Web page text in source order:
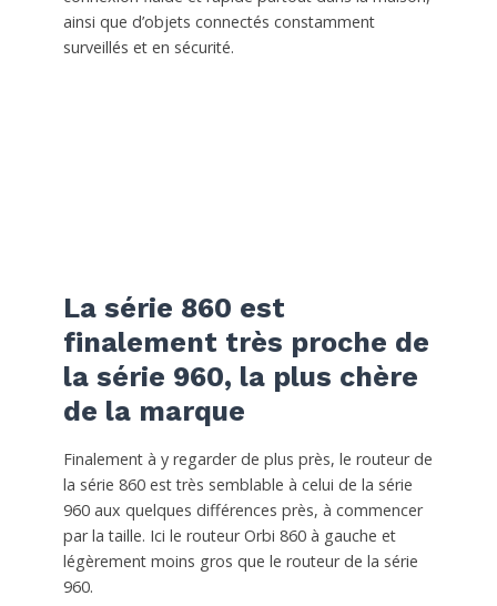
ainsi que d’objets connectés constamment
surveillés et en sécurité.
La série 860 est
finalement très proche de
la série 960, la plus chère
de la marque
Finalement à y regarder de plus près, le routeur de
la série 860 est très semblable à celui de la série
960 aux quelques différences près, à commencer
par la taille. Ici le routeur Orbi 860 à gauche et
légèrement moins gros que le routeur de la série
960.